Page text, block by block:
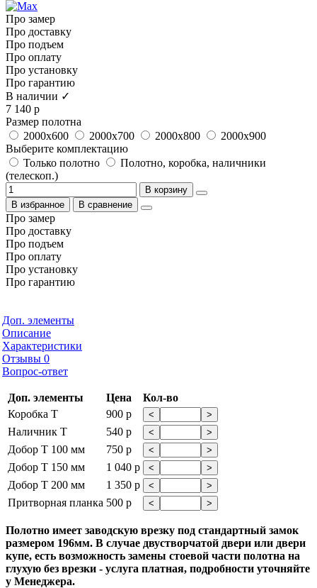
Про замер
Про доставку
Про подъем
Про оплату
Про установку
Про гарантию
В наличии ✓
7 140 р
Размер полотна
2000x600
2000x700 2000x800
2000x900
Выберите комплектацию
Только полотно
Полотно, коробка, наличники
(телескоп.)
В корзину
В избранное
В сравнение
Про замер
Про доставку
Про подъем
Про оплату
Про установку
Про гарантию
Доп. элементы
Описание
Характеристики
Отзывы 0
Вопрос-ответ
Доп. элементы Цена
Кол-во
Коробка Т
900 р < >
Наличник Т 540 р < >
Добор Т 100 мм 750 р < >
Добор Т 150 мм 1 040 р < >
Добор Т 200 мм 1 350 р < >
Притворная планка 500 р < >
Полотно имеет заводскую врезку под стандартный замок
размером 196мм. В случае двустворчатой двери или двери
купе, есть возможность замены стоевой части полотна на
глухую без врезки - услуга платная, подробности уточняйте
у Менеджера.